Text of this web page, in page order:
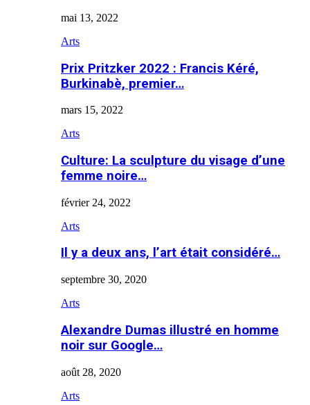
mai 13, 2022
Arts
Prix Pritzker 2022 : Francis Kéré,
Burkinabè, premier…
mars 15, 2022
Arts
Culture: La sculpture du visage d’une
femme noire…
février 24, 2022
Arts
Il y a deux ans, l’art était considéré…
septembre 30, 2020
Arts
Alexandre Dumas illustré en homme
noir sur Google…
août 28, 2020
Arts